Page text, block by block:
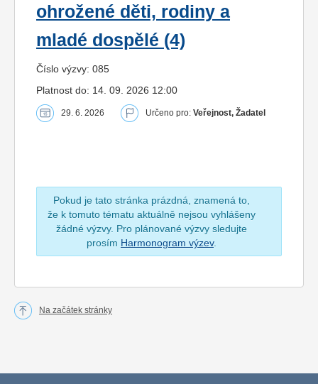
ohrožené děti, rodiny a
mladé dospělé (4)
Číslo výzvy: 085
Platnost do: 14. 09. 2026 12:00
29. 6. 2026 Určeno pro: Veřejnost, Žadatel
Pokud je tato stránka prázdná, znamená to,
že k tomuto tématu aktuálně nejsou vyhlášeny
žádné výzvy. Pro plánované výzvy sledujte
prosím Harmonogram výzev.
Na začátek stránky